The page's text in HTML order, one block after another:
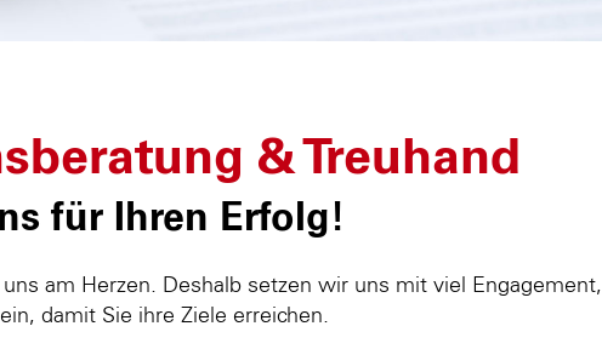
& Treuhand
für Ihren Erfolg!
am Herzen. Deshalb setzen wir uns mit viel Engagement,
damit Sie ihre Ziele erreichen.